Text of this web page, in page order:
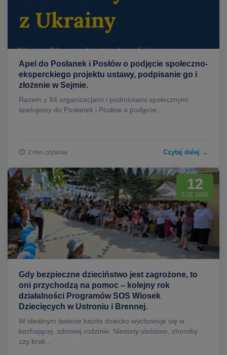
Apel do Posłanek i Posłów o podjęcie społeczno-
eksperckiego projektu ustawy, podpisanie go i
złożenie w Sejmie.
Razem z 84 organizacjami i podmiotami społecznymi
apelujemy do Posłanek i Posłów o podjęcie...
2 min czytania Czytaj dalej →
12
CZE 2026
Gdy bezpieczne dzieciństwo jest zagrożone, to
oni przychodzą na pomoc – kolejny rok
działalności Programów SOS Wiosek
Dziecięcych w Ustroniu i Brennej.
W idealnym świecie każde dziecko wychowuje się w
kochającej, zdrowej rodzinie. Niestety ubóstwo, choroby
czy brak...